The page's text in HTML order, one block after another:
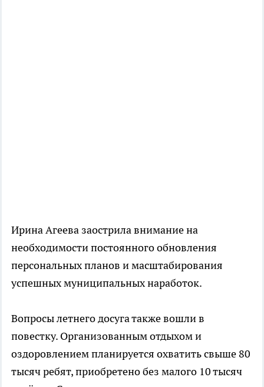
Ирина Агеева заострила внимание на
необходимости постоянного обновления
персональных планов и масштабирования
успешных муниципальных наработок.
Вопросы летнего досуга также вошли в
повестку. Организованным отдыхом и
оздоровлением планируется охватить свыше 80
тысяч ребят, приобретено без малого 10 тысяч